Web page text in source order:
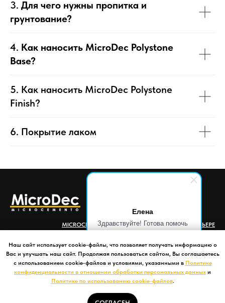
Елена
Здравствуйте! Готова помочь
вам. Напишите мне, если у
вас появятся вопросы.
3. Для чего нужны пропитка и
грунтование?
4. Как наносить MicroDec Polystone
Base?
5. Как наносить MicroDec Polystone
Finish?
6. Покрытие лаком
MICROCEMENT MICROBETON
ФОТО В ИНТЕРЬЕРЕ
О компании Доставка и оплата
Гарантии и возврат
Калькулятор
Политика конфиденциальности
Согласие обработку персональных данных
Политика по использованию cookie-файлов
Наш сайт использует cookie-файлы, что позволяет получать информацию о
Вас и улучшать наш сайт. Продолжая пользоваться сайтом, Вы соглашаетесь
с использованием cookie-файлов и условиями, указанными в Политике
конфиденциальности в отношении обработки персональных данных и
Политике по использованию cookie-файлов.